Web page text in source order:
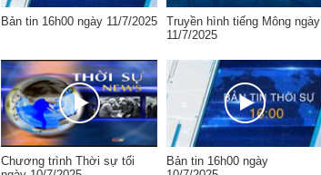
Bản tin 16h00 ngày 11/7/2025
Truyền hình tiếng Mông ngày
11/7/2025
Chương trình Thời sự tối
Bản tin 16h00 ngày